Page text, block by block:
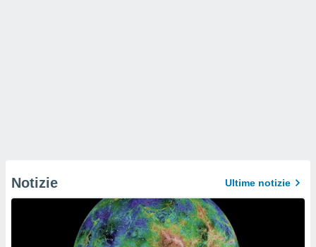
Notizie Ultime notizie